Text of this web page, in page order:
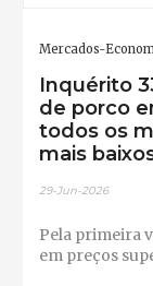
Mercados-
Inquérito
de porco
todos os
mais
29-Jun-2026
Pela primeira
em preços